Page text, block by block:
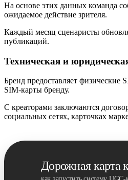
На основе этих данных команда
ожидаемое действие зрителя.
Каждый месяц сценаристы
публикаций.
Техническая и
Бренд предоставляет физические
SIM-карты бренду.
С креаторами заключаются
социальных сетях, карточках
Дорожная карта